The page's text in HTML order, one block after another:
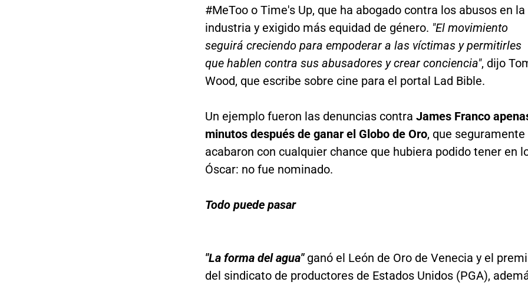
#MeToo o Time's Up, que ha abogado contra los abusos en la
industria y exigido más equidad de género. "El movimiento
seguirá creciendo para empoderar a las víctimas y permitirles
que hablen contra sus abusadores y crear conciencia", dijo
Wood, que escribe sobre cine para el portal Lad Bible.
Un ejemplo fueron las denuncias contra James Franco
minutos después de ganar el Globo de Oro, que seguramente
acabaron con cualquier chance que hubiera podido tener en
Óscar: no fue nominado.
Todo puede pasar
"La forma del agua"ganó el León de Oro de Venecia y el
del sindicato de productores de Estados Unidos (PGA),